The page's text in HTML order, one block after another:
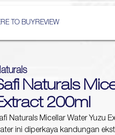
TO BUY REVIEW
Naturals
200ml
Naturals Micellar Water Yuzu
ini diperkaya kandungan